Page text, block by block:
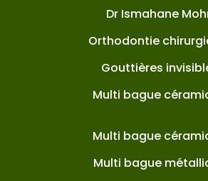
Dr Ismahane
Orthodontie
Gouttières
Multi bague
Multi bague
Multi bague